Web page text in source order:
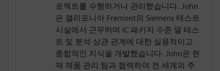
로젝트를 수행하거나 관리했습니다. John
은 캘리포니아 Fremont의 Siemens 테스트
시설에서 근무하며 IC 패키지 수준 열 테스
트 및 분석 상관 관계에 대한 실용적이고
종합적인 지식을 개발했습니다. John은 현
재 제품 관리 팀과 협력하여 전 세계의 주